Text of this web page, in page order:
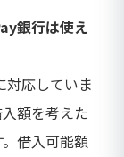
銀行は使え
対応していま
額を考えた
借入可能額